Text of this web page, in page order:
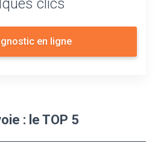
clics
en ligne
: le TOP 5